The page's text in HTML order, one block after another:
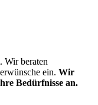
Wir beraten
ein. Wir
Bedürfnisse an.